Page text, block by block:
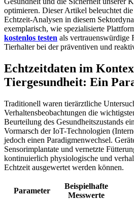
optimieren. Dieser Artikel beleuchtet
Echtzeit-Analysen in diesem
exemplarisch, wie spezialisierte
kostenlos testen als vertrauenswürdige
Tierhalter bei der präventiven und
Echtzeitdaten im
Tiergesundheit: Ein
Traditionell waren tierärztliche
Verhaltensbeobachtungen die
Beurteilung des Gesundheitszustands
Vormarsch der IoT-Technologien
jedoch einen Paradigmenwechsel.
Sensorimplantate und vernetzte
kontinuierlich physiologische und
Echtzeit ausgewertet werden können.
Parameter
Beispielhafte
Messwerte